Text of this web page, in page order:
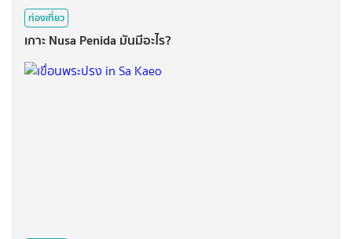
ท่องเที่ยว
เกาะ Nusa Penida มันมีอะไร?